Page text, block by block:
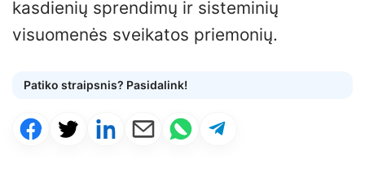
kasdienių sprendimų ir sisteminių
visuomenės sveikatos priemonių.
Patiko straipsnis? Pasidalink!